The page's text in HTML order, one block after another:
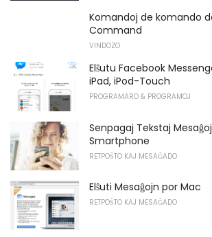
Komandoj de komando
Command
VINDOZO
Elŝutu Facebook
iPad, iPod-Touch
PROGRAMARO & PROGRAMOJ
Senpagaj Tekstaj
Smartphone
RETPOŜTO KAJ MESAĜADO
Elŝuti Mesaĝojn por Mac
RETPOŜTO KAJ MESAĜADO